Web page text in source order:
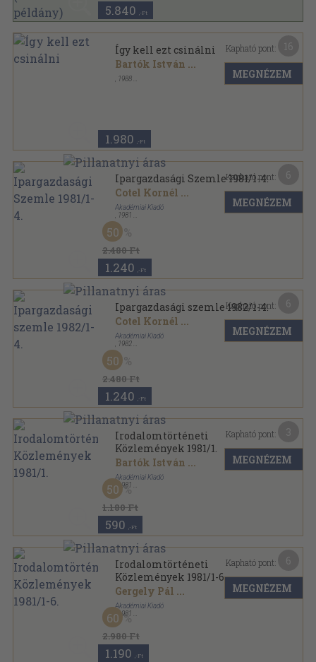
5.840 ,-Ft
Így kell ezt csinálni
Bartók István ...
1988
1.980 ,-Ft
Kapható pont:
MEGNÉZEM
Ipargazdasági Szemle 1981/1-4.
Cotel Kornél ...
Akadémiai Kiadó
1981
Ragasztott papírkötés
Ipargazdasági Szemle sorozat
2.480 Ft
50
1.240 ,-Ft
Kapható pont:
MEGNÉZEM
Ipargazdasági szemle 1982/1-4.
Cotel Kornél ...
Akadémiai Kiadó
1982
Fűzött papírkötés
Ipargazdasági Szemle sorozat
2.480 Ft
50
1.240 ,-Ft
Kapható pont:
MEGNÉZEM
Irodalomtörténeti
Közlemények 1981/1.
Bartók István ...
Akadémiai Kiadó
, 1981
Ragasztott papírkötés
Irodalomtörténeti Közlemények sorozat
1.180 Ft
50
590 ,-Ft
Kapható pont:
MEGNÉZEM
Irodalomtörténeti
Közlemények 1981/1-6.
Gergely Pál ...
Akadémiai Kiadó
, 1981
Könyvkötői kötés
Irodalomtörténeti Közlemények sorozat
2.980 Ft
60
1.190 ,-Ft
Kapható pont:
MEGNÉZEM